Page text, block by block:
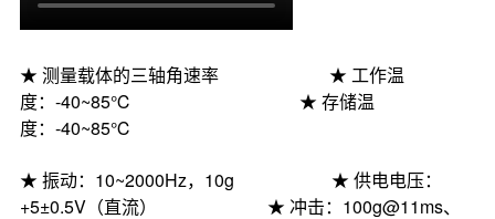
★ 测量载体的三轴角速率 ★ 工作温
度： -40~85℃ ★ 存储温
度： -40~85℃
★ 振动： 10~2000Hz， 10g
★ 供电电压：
+5±0.5V（直流） ★ 冲击：100g@11ms、